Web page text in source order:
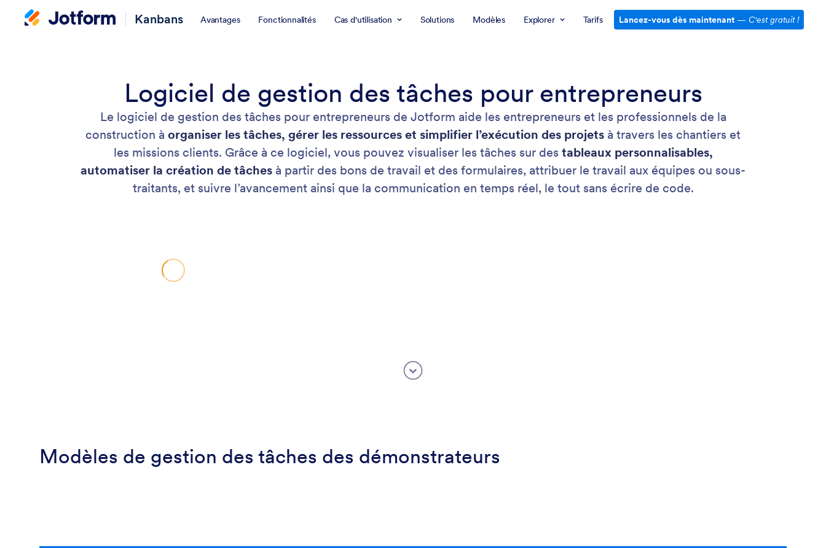
Kanbans Avantages Fonctionnalités Cas d'utilisation Solutions Modèles Explorer Tarifs Lancez-vous dès maintenant— C'est gratuit !
Logiciel de gestion des tâches pour entrepreneurs
Le logiciel de gestion des tâches pour entrepreneurs de Jotform aide les entrepreneurs et les professionnels de la
construction à organiser les tâches, gérer les ressources et simplifier l’exécution des projets à travers les chantiers et
les missions clients. Grâce à ce logiciel, vous pouvez visualiser les tâches sur destableaux personnalisables,
automatiser la création de tâches à partir des bons de travail et des formulaires, attribuer le travail aux équipes ou sous-
traitants, et suivre l’avancement ainsi que la communication en temps réel, le tout sans écrire de code.
Modèles de gestion des tâches des démonstrateurs